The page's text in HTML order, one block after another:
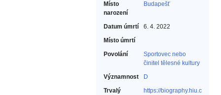
Místo
narození
Budapešť
Datum úmrtí
6. 4. 2022
Místo úmrtí
Povolání
Sportovec nebo
činitel tělesné kultury‎
Významnost
D
Trvalý
https://biography.hiu.c